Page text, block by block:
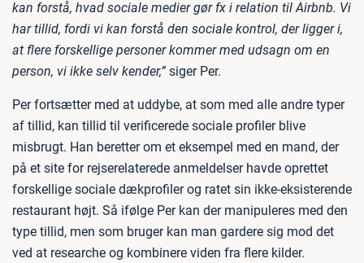
kan forstå, hvad sociale medier gør fx i relation til Airbnb. Vi
har tillid, fordi vi kan forstå den sociale kontrol, der ligger i,
at flere forskellige personer kommer med udsagn om en
person, vi ikke selv kender,” siger Per.
Per fortsætter med at uddybe, at som med alle andre typer
af tillid, kan tillid til verificerede sociale profiler blive
misbrugt. Han beretter om et eksempel med en mand, der
på et site for rejserelaterede anmeldelser havde oprettet
forskellige sociale dækprofiler og ratet sin ikke-eksisterende
restaurant højt. Så ifølge Per kan der manipuleres med den
type tillid, men som bruger kan man gardere sig mod det
ved at researche og kombinere viden fra flere kilder.